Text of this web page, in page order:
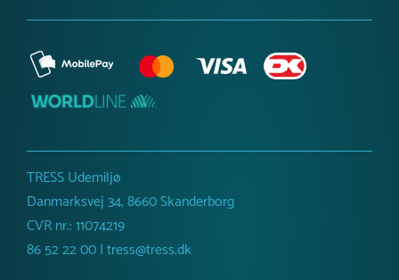
TRESS Udemiljø
Danmarksvej 34, 8660 Skanderborg
CVR nr.: 11074219
86 52 22 00 | tress@tress.dk